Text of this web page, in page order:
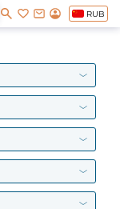
RUB